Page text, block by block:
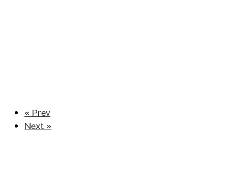
« Prev
Next »